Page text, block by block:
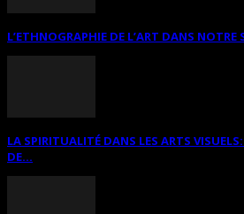
L’ETHNOGRAPHIE DE L’ART DANS NOTRE
LA SPIRITUALITÉ DANS LES ARTS
DE...